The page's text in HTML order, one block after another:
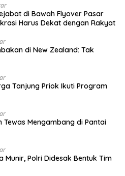
di Bawah Flyover Pasar
Harus Dekat dengan Rakyat
di New Zealand: Tak
Tanjung Priok Ikuti Program
Tewas Mengambang di Pantai
Munir, Polri Didesak Bentuk Tim